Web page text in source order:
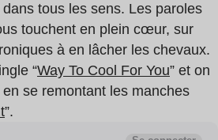
tous les sens. Les paroles
touchent en plein cœur, sur
à en lâcher les chevaux.
“Way To Cool For You” et on
se remontant les manches
”.